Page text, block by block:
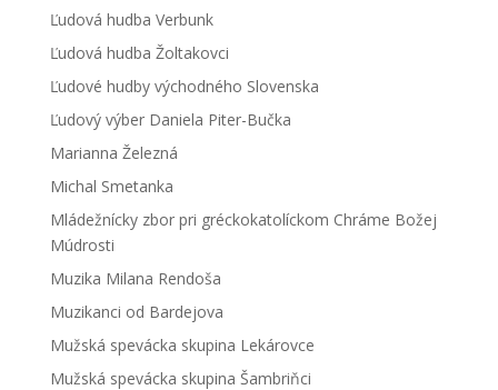
Ľudová hudba Verbunk
Ľudová hudba Žoltakovci
Ľudové hudby východného Slovenska
Ľudový výber Daniela Piter-Bučka
Marianna Železná
Michal Smetanka
Mládežnícky zbor pri gréckokatolíckom Chráme Božej
Múdrosti
Muzika Milana Rendoša
Muzikanci od Bardejova
Mužská spevácka skupina Lekárovce
Mužská spevácka skupina Šambriňci